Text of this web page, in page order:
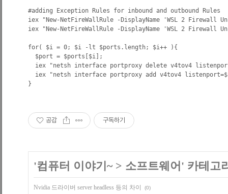
#adding Exception Rules for inbound and outbound Rules
iex "New-NetFireWallRule -DisplayName 'WSL 2
iex "New-NetFireWallRule -DisplayName 'WSL 2
for( $i = 0; $i -lt $ports.length; $i++ ){
  $port = $ports[$i];
iex "netsh interface portproxy delete v4tov4
iex "netsh interface portproxy add v4tov4
}
공감 구독하기
'컴퓨터 이야기~> 소프트웨어 ' 카테고
Nvidia 드라이버 server headless 등의 차이 (0)